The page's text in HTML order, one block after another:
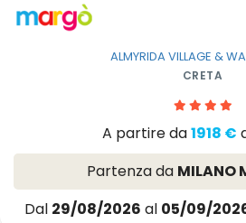
ALMYRIDA VILLAGE &
CRETA
A partire da1918 €
Partenza da MILANO
Dal 29/08/2026 al 05/09/